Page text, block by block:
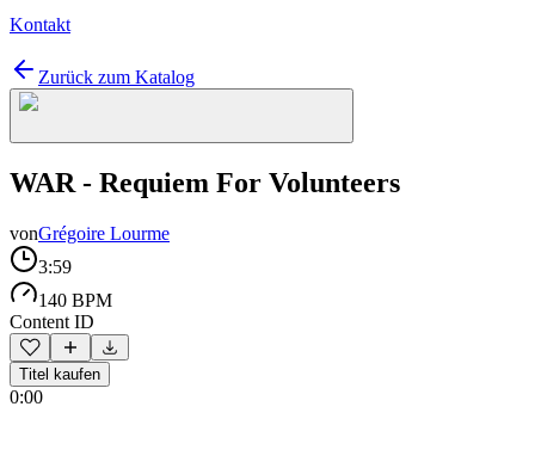
Kontakt
Zurück zum Katalog
WAR - Requiem For Volunteers
vonGrégoire Lourme
3:59
140 BPM
Content ID
Titel kaufen
0:00